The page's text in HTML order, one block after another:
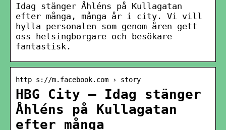
Idag stänger Åhléns på Kullagatan
efter många, många år i city. Vi vill
hylla personalen som genom åren gett
oss helsingborgare och besökare
fantastisk.
http s://m.facebook.com › story
HBG City – Idag stänger
Åhléns på Kullagatan
efter många